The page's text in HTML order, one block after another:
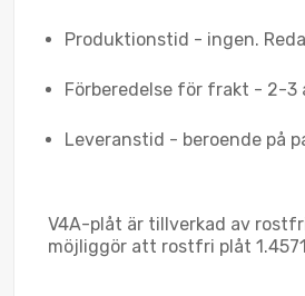
Produktionstid - ingen.
Förberedelse för frakt - 2-3
Leveranstid - beroende på
V4A-plåt är tillverkad av
möjliggör att rostfri plåt